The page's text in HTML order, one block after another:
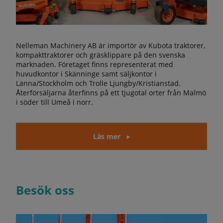
Nelleman Machinery AB är importör av Kubota traktorer,
kompakttraktorer och gräsklippare på den svenska
marknaden. Företaget finns representerat med
huvudkontor i Skänninge samt säljkontor i
Länna/Stockholm och Trolle Ljungby/Kristianstad.
Återförsäljarna återfinns på ett tjugotal orter från Malmö
i söder till Umeå i norr.
Läs mer
Besök oss